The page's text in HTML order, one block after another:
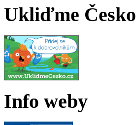
Ukliďme Česko
Info weby